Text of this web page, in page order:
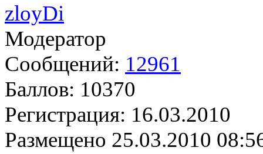
zloyDi
Модератор
Сообщений: 12961
Баллов: 10370
Регистрация: 16.03.2010
Размещено 25.03.2010